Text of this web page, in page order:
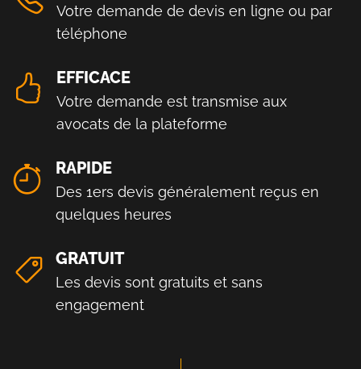
Votre demande de devis en ligne ou par
téléphone
EFFICACE
Votre demande est transmise aux
avocats de la plateforme
RAPIDE
Des 1ers devis généralement reçus en
quelques heures
GRATUIT
Les devis sont gratuits et sans
engagement